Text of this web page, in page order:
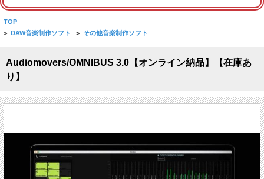
TOP
> DAW音楽制作ソフト > その他音楽制作ソフト
Audiomovers/OMNIBUS 3.0【オンライン納品】【在庫あ
り】